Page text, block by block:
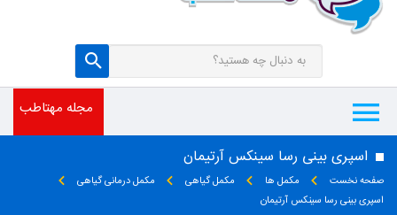
مجله مهتاطب
اسپری بینی رسا سینکس آرتیمان
صفحه نخست مکمل ها مکمل گیاهی
مکمل درمانی گیاهی
اسپری بینی رسا سینکس آرتیمان